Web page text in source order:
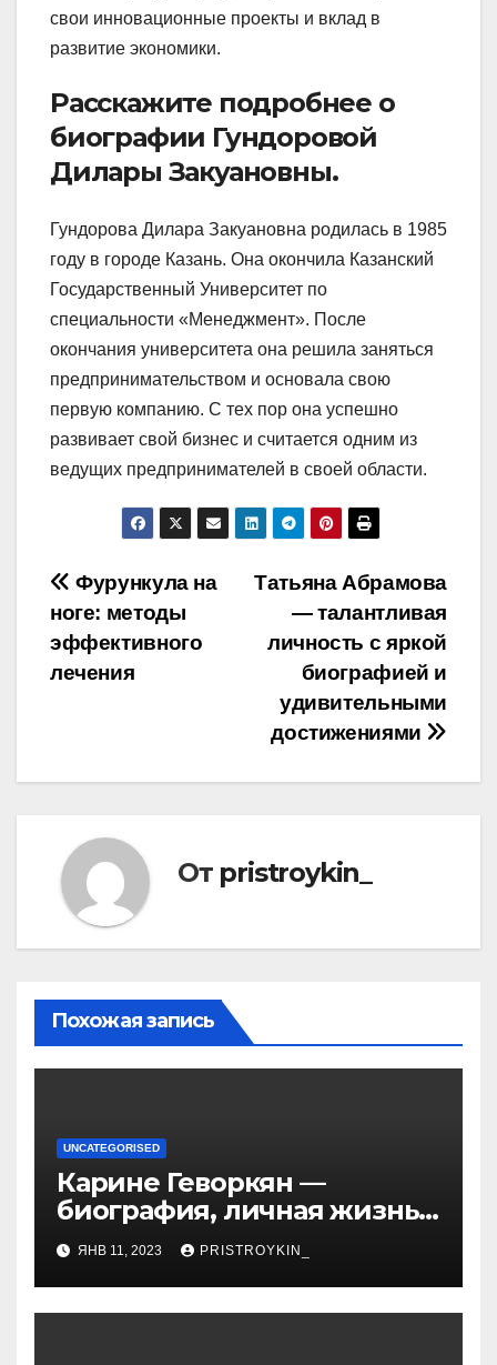
свои инновационные проекты и вклад в
развитие экономики.
Расскажите подробнее о
биографии Гундоровой
Дилары Закуановны.
Гундорова Дилара Закуановна родилась в 1985
году в городе Казань. Она окончила Казанский
Государственный Университет по
специальности «Менеджмент». После
окончания университета она решила заняться
предпринимательством и основала свою
первую компанию. С тех пор она успешно
развивает свой бизнес и считается одним из
ведущих предпринимателей в своей области.
Навигация
по
записям
Татьяна Абрамова
— талантливая
личность с яркой
биографией и
удивительными
достижениями
Фурункула на
ноге: методы
эффективного
лечения
От pristroykin_
Похожая запись
UNCATEGORISED
Карине Геворкян —
биография, личная жизнь
и факты из Википедии —
детали о жизни и карьере
известной актрисы
ЯНВ 11, 2023 PRISTROYKIN_